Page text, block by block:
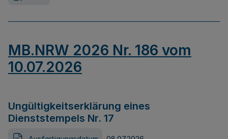
MB.NRW 2026 Nr. 186 vom
10.07.2026
Ungültigkeitserklärung eines
Dienststempels Nr. 17